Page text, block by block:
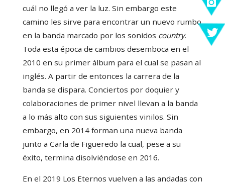
cuál no llegó a ver la luz. Sin embargo este
camino les sirve para encontrar un nuevo rumbo
en la banda marcado por los sonidos country.
Toda esta época de cambios desemboca en el
2010 en su primer álbum para el cual se pasan al
inglés. A partir de entonces la carrera de la
banda se dispara. Conciertos por doquier y
colaboraciones de primer nivel llevan a la banda
a lo más alto con sus siguientes vinilos. Sin
embargo, en 2014 forman una nueva banda
junto a Carla de Figueredo la cual, pese a su
éxito, termina disolviéndose en 2016.
En el 2019 Los Eternos vuelven a las andadas con